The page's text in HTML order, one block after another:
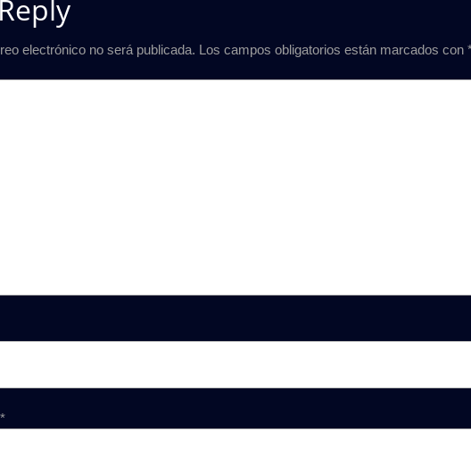
electrónico no será publicada. Los campos obligatorios están marcados con
*